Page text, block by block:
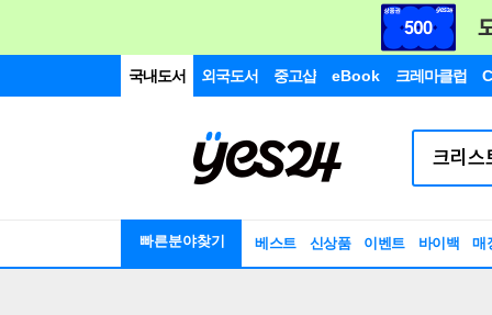
국내도서 외국도서 중고샵 eBook 크레마클럽
빠른분야찾기 베스트 신상품 이벤트 바이백 매